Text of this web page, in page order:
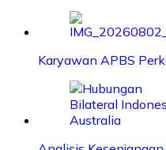
Karyawan APBS